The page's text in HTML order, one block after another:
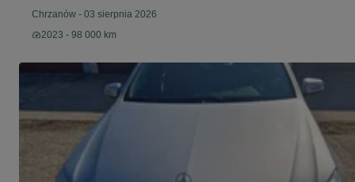
Chrzanów - 03 sierpnia 2026
2023 - 98 000 km